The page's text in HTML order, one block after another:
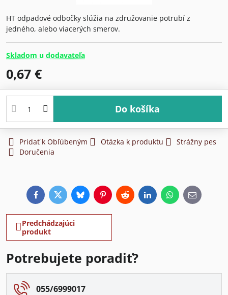
HT odpadové odbočky slúžia na združovanie potrubí z
jedného, alebo viacerých smerov.
Skladom u dodavateľa
0,67 €
Do košíka
Pridať k Obľúbeným Otázka k produktu
Strážny pes
Doručenia
FacebookTwitterBlueskyPinterestRedditLinkedInWhatsApp
E-
mail
Predchádzajúci
produkt
Potrebujete poradiť?
055/6999017